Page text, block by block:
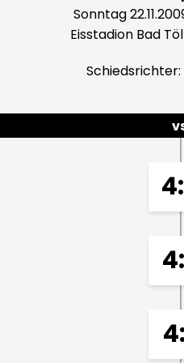
Sonntag
Eisstadion Bad
Schiedsrichter: